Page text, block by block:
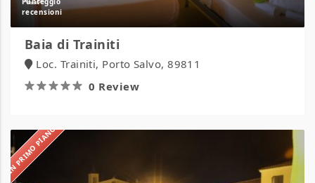
Baia di Trainiti
Loc. Trainiti, Porto Salvo, 89811
0 Review
IN PRIMO PIANO